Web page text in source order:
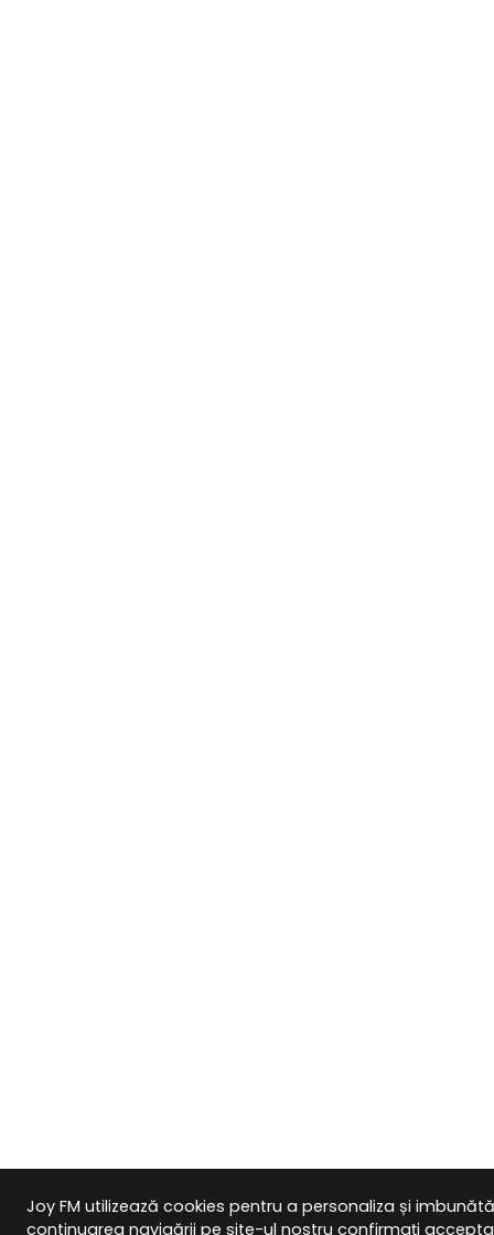
Joy FM utilizează cookies pentru a personaliza și
continuarea navigării pe site-ul nostru confirmați